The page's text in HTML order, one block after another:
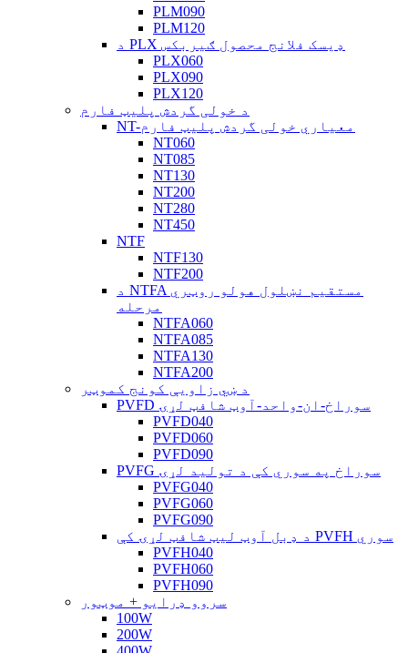
PLM090
PLM120
د PLX ډیسک فلانج محصول ګیربکس
PLX060
PLX090
PLX120
د خولی گردش پلیټ فارم
NT-معیاري خولی گردش پلیټ فارم
NT060
NT085
NT130
NT200
NT280
NT450
NTF
NTF130
NTF200
د NTFA مستقیم نښلول هولو روټري
مرحله
NTFA060
NTFA085
NTFA130
NTFA200
د ښي زاویې کونج کموټر
PVFD سوراخ-ان-واحد-آوټ شافټ لړۍ
PVFD040
PVFD060
PVFD090
PVFG سوراخ په سوري کې د تولید لړۍ
PVFG040
PVFG060
PVFG090
د ډبل آوټ لیټ شافټ لړۍ کې PVFH سوري
PVFH040
PVFH060
PVFH090
سروو ډرایو + موټور
100W
200W